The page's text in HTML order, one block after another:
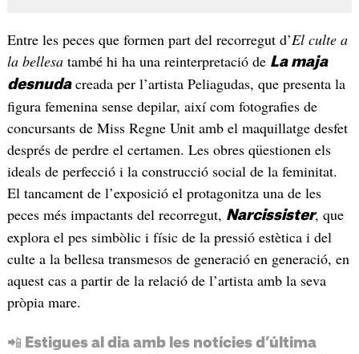
Entre les peces que formen part del recorregut d’El culte a
la bellesatambé hi ha una reinterpretació de La maja
desnudacreada per l’artista Peliagudas, que presenta la
figura femenina sense depilar, així com fotografies de
concursants de Miss Regne Unit amb el maquillatge desfet
després de perdre el certamen. Les obres qüestionen els
ideals de perfecció i la construcció social de la feminitat.
El tancament de l’exposició el protagonitza una de les
peces més impactants del recorregut, Narcissister, que
explora el pes simbòlic i físic de la pressió estètica i del
culte a la bellesa transmesos de generació en generació, en
aquest cas a partir de la relació de l’artista amb la seva
pròpia mare.
📲 Estigues al dia amb les notícies d’última